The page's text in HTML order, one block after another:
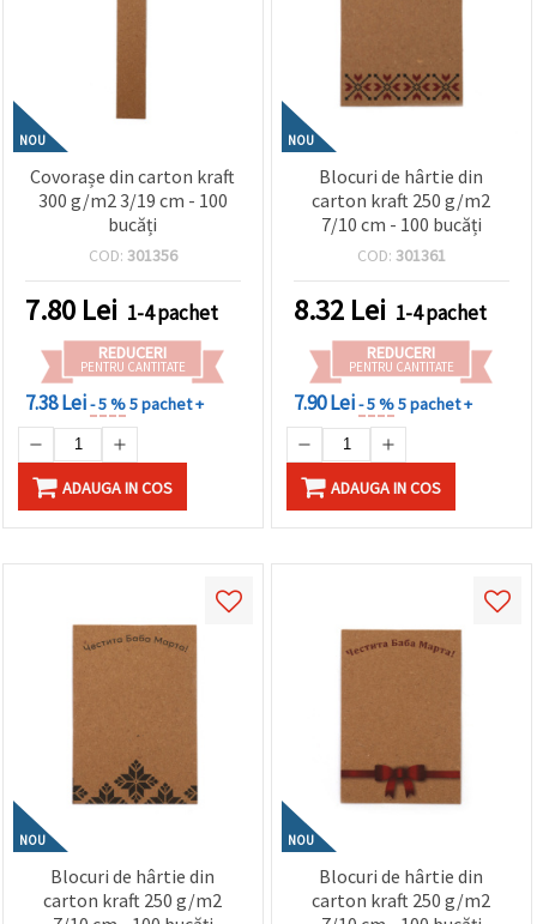
NOU
Covorașe din carton kraft
300 g/m2 3/19 cm - 100
bucăți
COD: 301356
7.80 Lei 1-4 pachet
REDUCERI
PENTRU CANTITATE
7.38 Lei- 5 %5 pachet +
ADAUGA IN COS
NOU
Blocuri de hârtie din
carton kraft 250 g/m2
7/10 cm - 100 bucăți
COD: 301361
8.32 Lei 1-4 pachet
REDUCERI
PENTRU CANTITATE
7.90 Lei- 5 %5 pachet +
ADAUGA IN COS
NOU
Blocuri de hârtie din
carton kraft 250 g/m2
NOU
Blocuri de hârtie din
carton kraft 250 g/m2